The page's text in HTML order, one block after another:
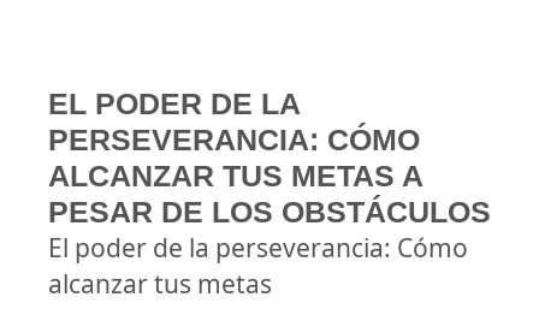
EL PODER DE LA
PERSEVERANCIA: CÓMO
ALCANZAR TUS METAS A
PESAR DE LOS OBSTÁCULOS
El poder de la perseverancia: Cómo
alcanzar tus metas